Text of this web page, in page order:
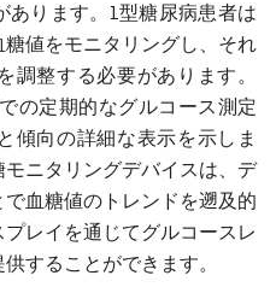
あります。1型糖尿病患者は
値をモニタリングし、それ
調整する必要があります。
の定期的なグルコース測定
傾向の詳細な表示を示しま
ニタリングデバイスは、デ
血糖値のトレンドを遡及的
レイを通じてグルコースレ
することができます。